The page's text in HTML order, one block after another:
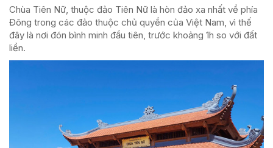
Chùa Tiên Nữ, thuộc đảo Tiên Nữ là hòn đảo xa nhất về phía
Đông trong các đảo thuộc chủ quyền của Việt Nam, vì thế
đây là nơi đón bình minh đầu tiên, trước khoảng 1h so với đất
liền.